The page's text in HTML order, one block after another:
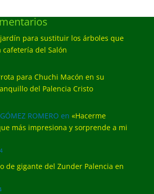
para sustituir los árboles que
del Salón
para Chuchi Macón en su
del Palencia Cristo
ROMERO en «Hacerme
más impresiona y sorprende a mi
de gigante del Zunder Palencia en